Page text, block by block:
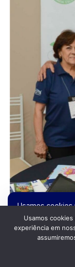
Usamos cookies
continuar
política de
Usamos
experiência em